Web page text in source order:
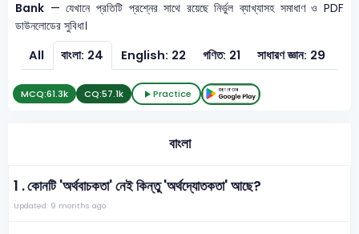
Bank — যেখানে প্রতিটি প্রশ্নের সাথে রয়েছে নির্ভুল ব্যাখ্যাসহ সমাধাণ ও PDF
ডাউনলোডের সুবিধা।
All বাংলা: 24 English: 22 গণিত: 21 সাধারণ জ্ঞান: 29
MCQ:61.3k CQ:57.1k Practice
বাংলা
1 .কোনটি 'অর্থবাচকতা' নেই কিন্তু 'অর্থদ্যোতকতা' আছে?
Updated: 9 months ago